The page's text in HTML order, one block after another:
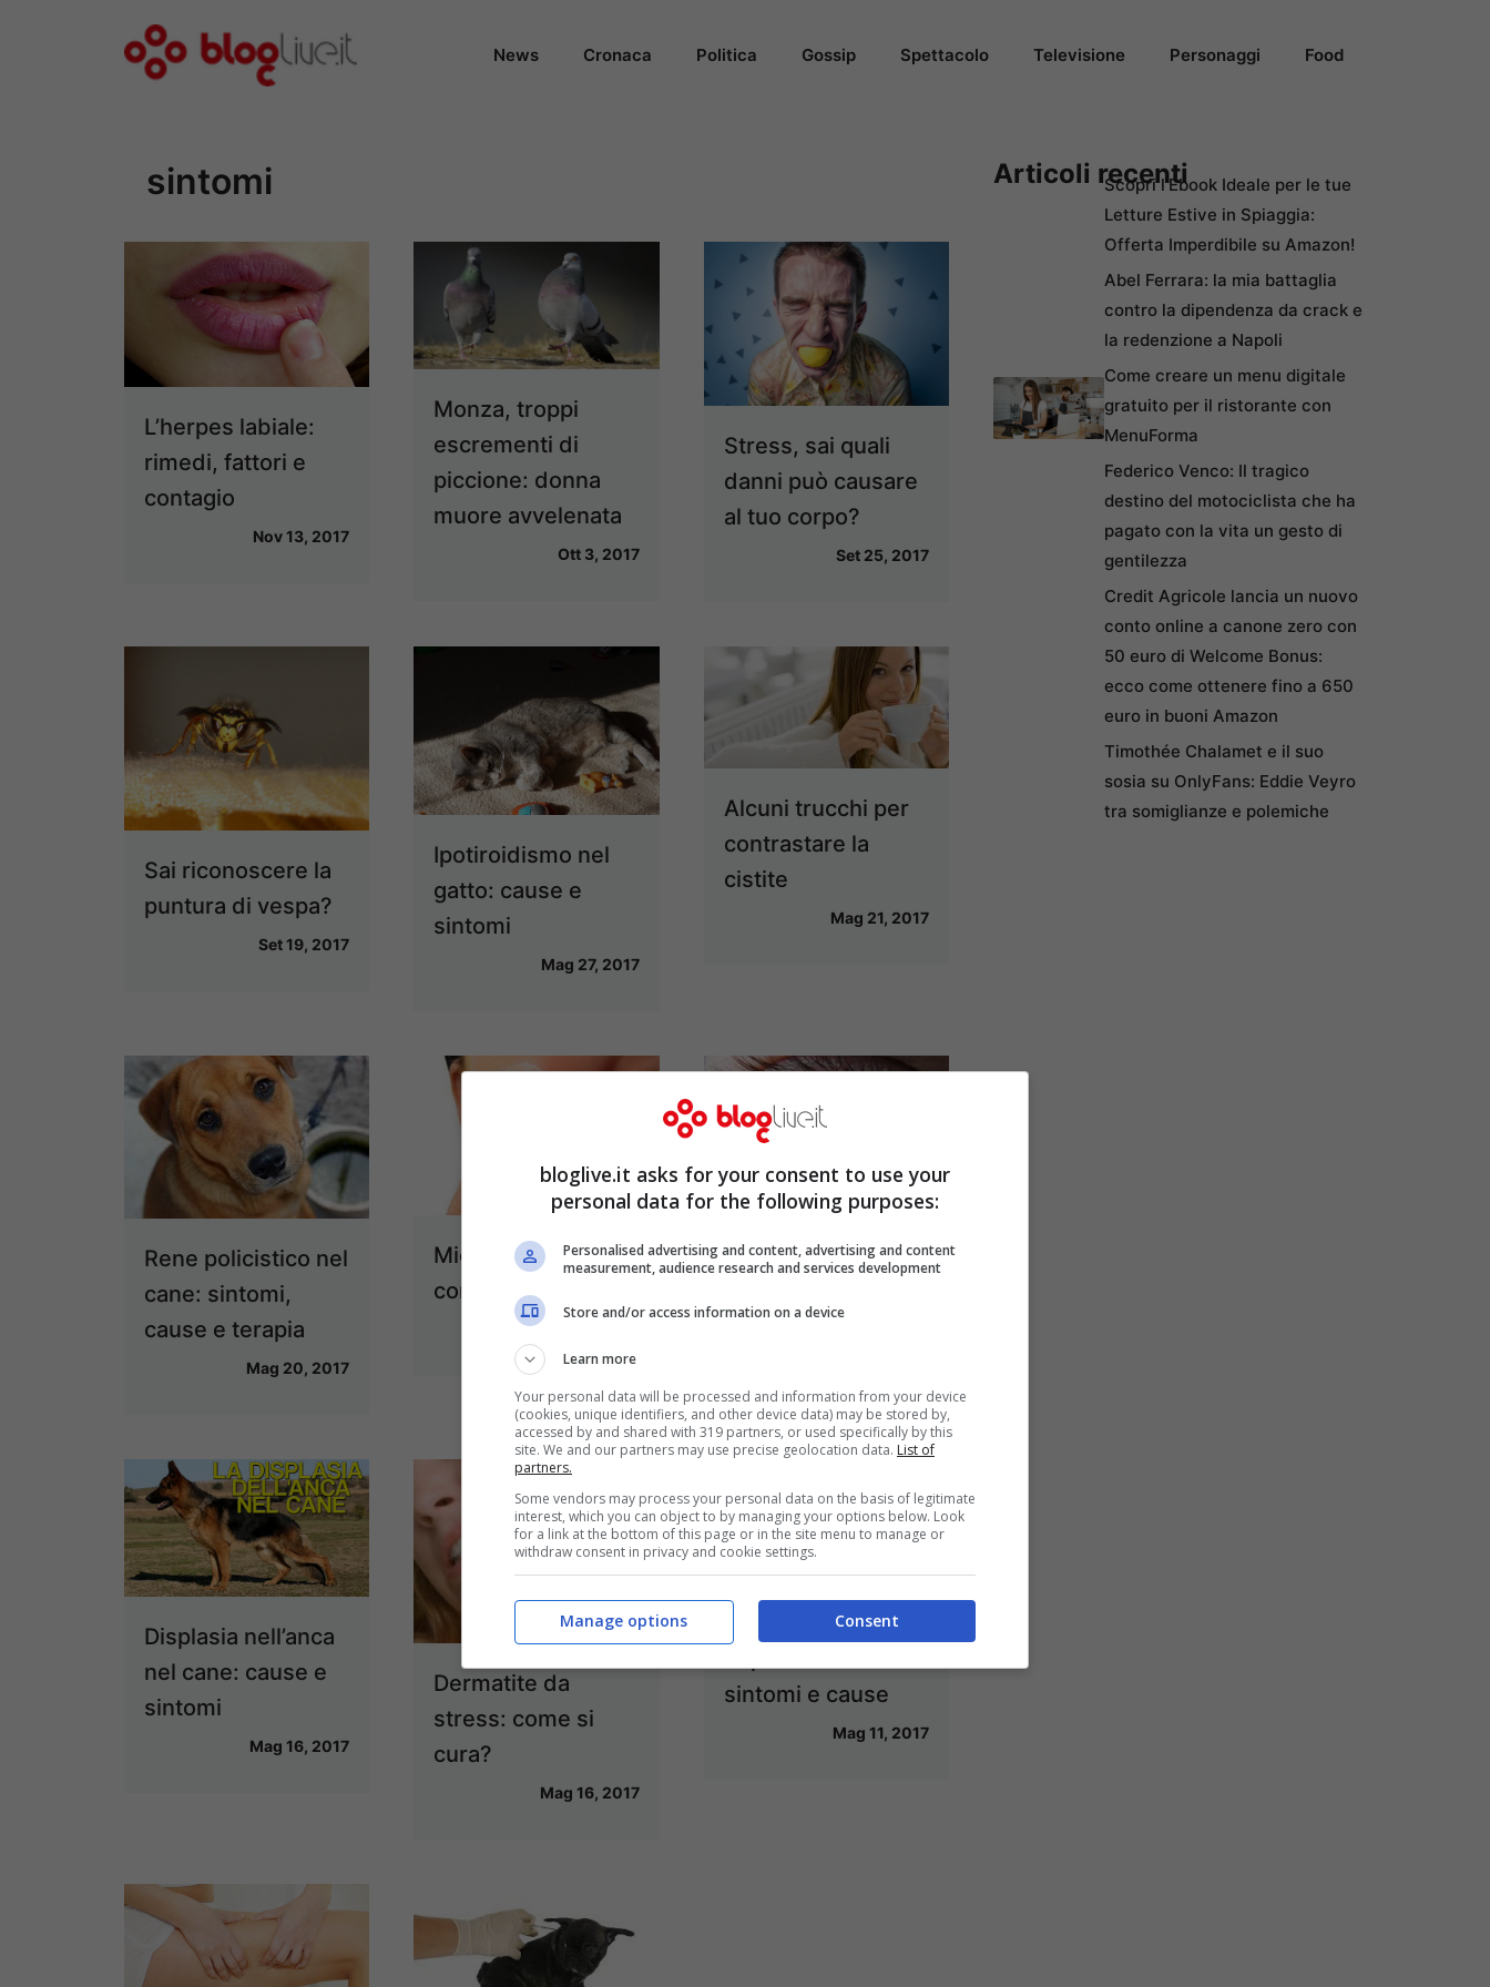
News Cronaca Politica Gossip Spettacolo Televisione Personaggi Food
sintomi
L’herpes labiale:
rimedi, fattori e
contagio
Nov 13, 2017
Monza, troppi
escrementi di
piccione: donna
muore avvelenata
Ott 3, 2017
Stress, sai quali
danni può causare
al tuo corpo?
Set 25, 2017
Sai riconoscere la
puntura di vespa?
Set 19, 2017
Ipotiroidismo nel
gatto: cause e
sintomi
Mag 27, 2017
Alcuni trucchi per
contrastare la
cistite
Mag 21, 2017
Rene policistico nel
cane: sintomi,
cause e terapia
Mag 20, 2017
Micosi della pelle:
come riconoscerla
Mag 20, 2017
sintomi, cause e
terapia
Displasia nell’anca
nel cane: cause e
sintomi
Mag 16, 2017
Dermatite da
stress: come si
cura?
Mag 16, 2017
sintomi e cause
Mag 11, 2017
Articoli recentiScopri l’Ebook Ideale per le tue
Letture Estive in Spiaggia:
Offerta Imperdibile su Amazon!
Abel Ferrara: la mia battaglia
contro la dipendenza da crack e
la redenzione a Napoli
Come creare un menu digitale
gratuito per il ristorante con
MenuForma
Federico Venco: Il tragico
destino del motociclista che ha
pagato con la vita un gesto di
gentilezza
Credit Agricole lancia un nuovo
conto online a canone zero con
50 euro di Welcome Bonus:
ecco come ottenere fino a 650
euro in buoni Amazon
Timothée Chalamet e il suo
sosia su OnlyFans: Eddie Veyro
tra somiglianze e polemiche
bloglive.it asks for your consent to use your
personal data for the following purposes:
Personalised advertising and content, advertising and content
measurement, audience research and services development
Store and/or access information on a device
Learn more
Your personal data will be processed and information from your device
(cookies, unique identifiers, and other device data) may be stored by,
accessed by and shared with 319 partners, or used specifically by this
site. We and our partners may use precise geolocation data. List of
partners.
Some vendors may process your personal data on the basis of legitimate
interest, which you can object to by managing your options below. Look
for a link at the bottom of this page or in the site menu to manage or
withdraw consent in privacy and cookie settings.
Consent
Manage options